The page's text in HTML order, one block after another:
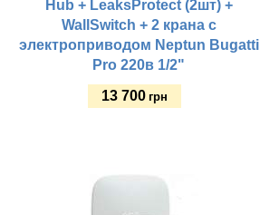
Hub + LeaksProtect (2шт) +
WallSwitch + 2 крана с
электроприводом Neptun Bugatti
Pro 220в 1/2"
13 700 грн